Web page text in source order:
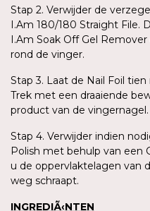
Stap 2. Verwijder de
I.Am 180/180 Straight File.
I.Am Soak Off Gel
rond de vinger.
Stap 3. Laat de Nail Foil
Trek met een draaiende
product van de vingernagel.
Stap 4. Verwijder indien
Polish met behulp van een
u de oppervlaktelagen van
weg schraapt.
INGREDIÃ‹NTEN